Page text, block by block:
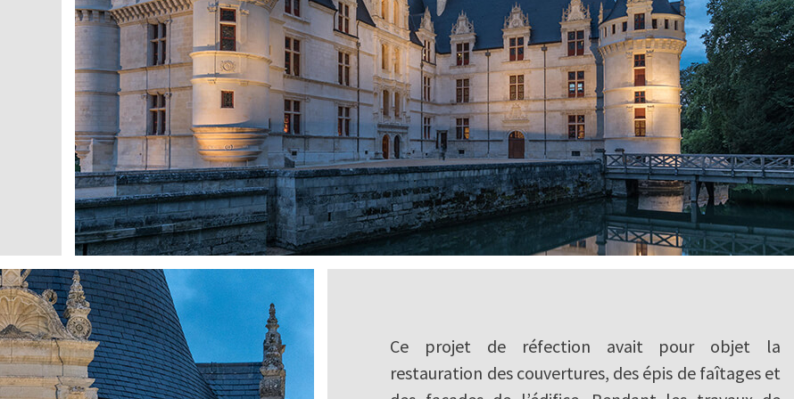
Ce projet de réfection avait pour objet la
restauration des couvertures, des épis de faîtages et